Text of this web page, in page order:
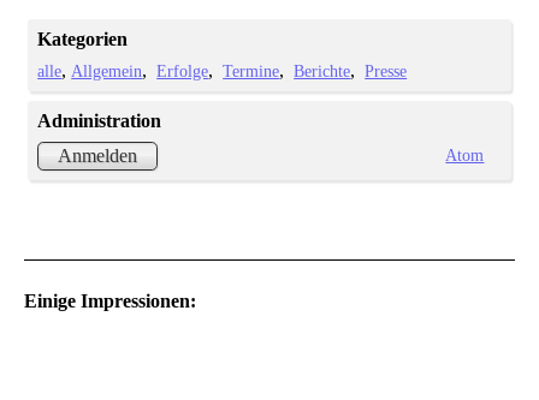
Kategorien
alle Allgemein Erfolge Termine Berichte Presse
Administration
Anmelden
Atom
Einige Impressionen: